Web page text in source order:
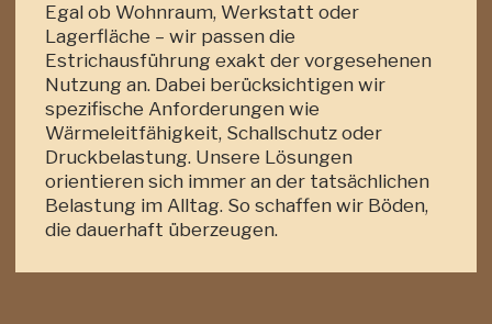
Egal ob Wohnraum, Werkstatt oder
Lagerfläche – wir passen die
Estrichausführung exakt der vorgesehenen
Nutzung an. Dabei berücksichtigen wir
spezifische Anforderungen wie
Wärmeleitfähigkeit, Schallschutz oder
Druckbelastung. Unsere Lösungen
orientieren sich immer an der tatsächlichen
Belastung im Alltag. So schaffen wir Böden,
die dauerhaft überzeugen.